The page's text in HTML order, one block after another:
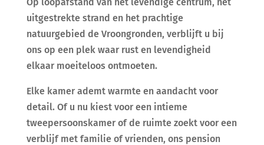
uitgestrekte strand en het prachtige
natuurgebied de Vroongronden, verblijft u bij
ons op een plek waar rust en levendigheid
elkaar moeiteloos ontmoeten.
Elke kamer ademt warmte en aandacht voor
detail. Of u nu kiest voor een intieme
tweepersoonskamer of de ruimte zoekt voor een
verblijf met familie of vrienden, ons pension